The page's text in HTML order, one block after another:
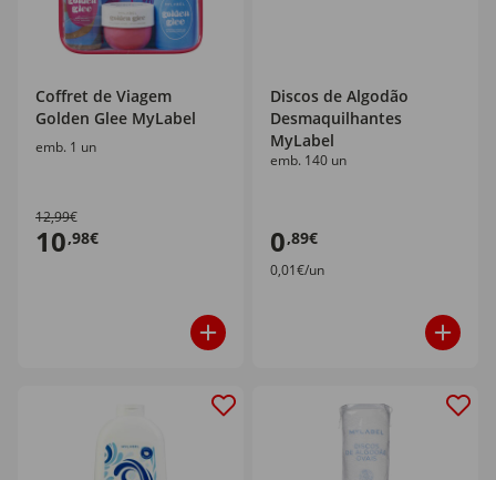
Coffret de Viagem
Golden Glee MyLabel
emb. 1 un
12,99€
10,98€
Discos de Algodão
Desmaquilhantes
MyLabel
emb. 140 un
0,89€
0,01€/un